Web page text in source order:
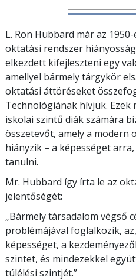
L. Ron Hubbard már az
oktatási rendszer
elkezdett kifejleszteni egy
amellyel bármely tárgykör
oktatási áttöréseket
Technológiának hívjuk. Ezek
iskolai szintű diák számára
összetevőt, amely a modern
hiányzik – a képességet
tanulni.
Mr. Hubbard így írta le az
jelentőségét:
„Bármely társadalom végső
problémájával foglalkozik,
képességet, a
szintet, és mindezekkel
túlélési szintjét.”